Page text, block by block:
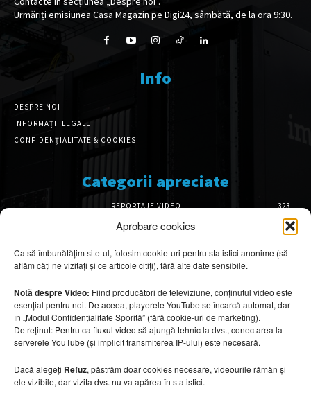
Aprobare cookies
Ca să îmbunătățim site-ul, folosim cookie-uri pentru statistici anonime (să
aflăm câți ne vizitați și ce articole citiți), fără alte date sensibile.
Notă despre Video: Fiind producători de televiziune, conținutul video este
esențial pentru noi. De aceea, playerele YouTube se încarcă automat, dar
în „Modul Confidențialitate Sporită” (fără cookie-uri de marketing).
De reținut: Pentru ca fluxul video să ajungă tehnic la dvs., conectarea la
serverele YouTube (și implicit transmiterea IP-ului) este necesară.
Dacă alegeți Refuz, păstrăm doar cookies necesare, videourile rămân și
ele vizibile, dar vizita dvs. nu va apărea în statistici.
Urmăriți emisiunea Casa Magazin pe Digi24, sâmbătă, de la ora 9:30.
Info
DESPRE NOI
INFORMAȚII LEGALE
CONFIDENȚIALITATE & COOKIES
Categorii apreciate
REPORTAJE VIDEO
323
AMENAJĂRI INTERIOARE
126
DESIGN INTERIOR
64
ARHITECTURĂ & DESIGN
OPINII & ANALIZE
43
Articole recomandate
Secretele construirii bungalourilor
6 august 2026